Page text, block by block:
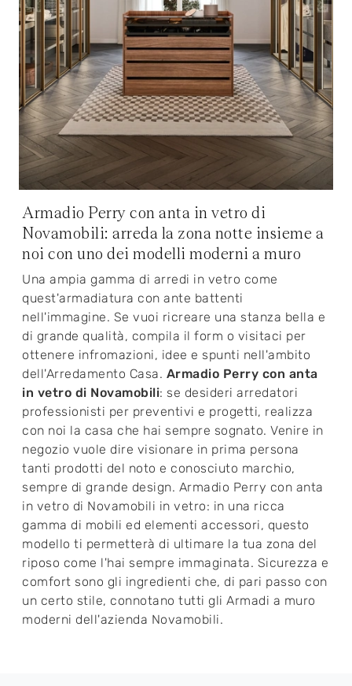
Armadio Perry con anta in vetro di
Novamobili: arreda la zona notte insieme a
noi con uno dei modelli moderni a muro
Una ampia gamma di arredi in vetro come
quest'armadiatura con ante battenti
nell'immagine. Se vuoi ricreare una stanza bella e
di grande qualità, compila il form o visitaci per
ottenere infromazioni, idee e spunti nell'ambito
dell'Arredamento Casa. Armadio Perry con anta
in vetro di Novamobili: se desideri arredatori
professionisti per preventivi e progetti, realizza
con noi la casa che hai sempre sognato. Venire in
negozio vuole dire visionare in prima persona
tanti prodotti del noto e conosciuto marchio,
sempre di grande design. Armadio Perry con anta
in vetro di Novamobili in vetro: in una ricca
gamma di mobili ed elementi accessori, questo
modello ti permetterà di ultimare la tua zona del
riposo come l'hai sempre immaginata. Sicurezza e
comfort sono gli ingredienti che, di pari passo con
un certo stile, connotano tutti gli Armadi a muro
moderni dell'azienda Novamobili.